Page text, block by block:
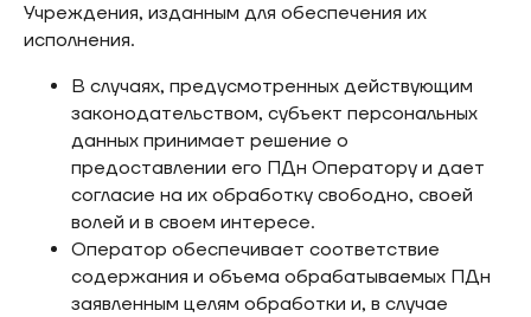
Учреждения, изданным для обеспечения их
исполнения.
В случаях, предусмотренных действующим
законодательством, субъект персональных
данных принимает решение о
предоставлении его ПДн Оператору и дает
согласие на их обработку свободно, своей
волей и в своем интересе.
Оператор обеспечивает соответствие
содержания и объема обрабатываемых ПДн
заявленным целям обработки и, в случае